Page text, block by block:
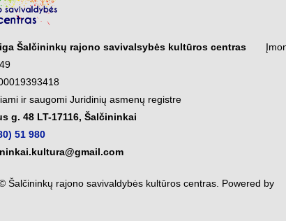
Šalčininkų rajono savivalsybės kultūros centras
ir saugomi Juridinių asmenų registre
g. 48 LT-17116, Šalčininkai
51 980
Šalčininkų rajono savivaldybės kultūros centras. Powered by